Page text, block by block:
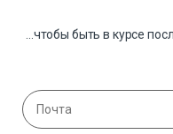
...чтобы быть в курсе